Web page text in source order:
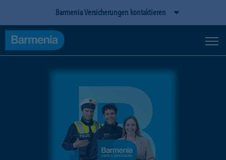
Barmenia Versicherungen kontaktieren